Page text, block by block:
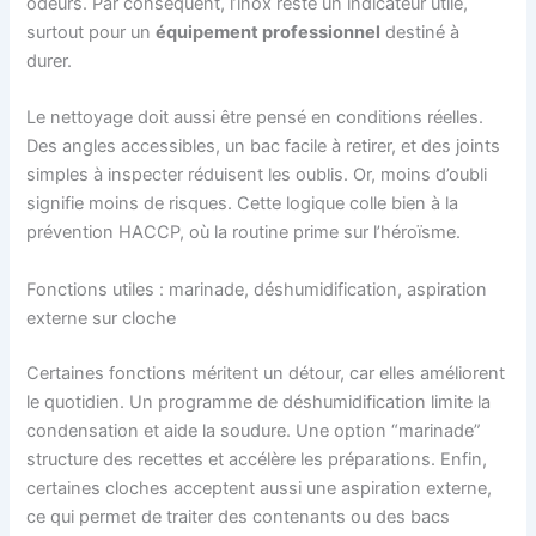
surtout pour unéquipement professionnel destiné à
durer.
Le nettoyage doit aussi être pensé en conditions réelles.
Des angles accessibles, un bac facile à retirer, et des joints
simples à inspecter réduisent les oublis. Or, moins d’oubli
signifie moins de risques. Cette logique colle bien à la
prévention HACCP, où la routine prime sur l’héroïsme.
Fonctions utiles : marinade, déshumidification, aspiration
externe sur cloche
Certaines fonctions méritent un détour, car elles améliorent
le quotidien. Un programme de déshumidification limite la
condensation et aide la soudure. Une option “marinade”
structure des recettes et accélère les préparations. Enfin,
certaines cloches acceptent aussi une aspiration externe,
ce qui permet de traiter des contenants ou des bacs